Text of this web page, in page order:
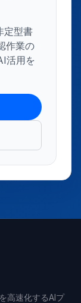
定型書
作業の
活用を
高速化するAIプ